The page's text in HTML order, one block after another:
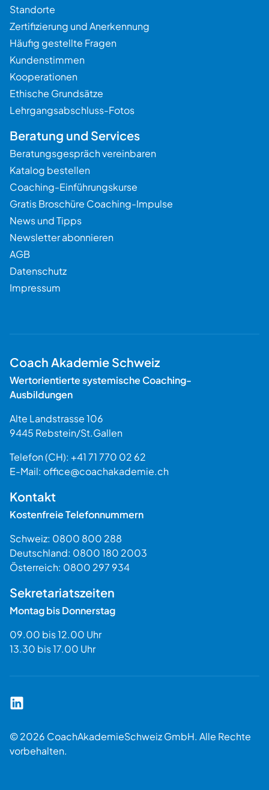
Standorte
Zertifizierung und Anerkennung
Häufig gestellte Fragen
Kundenstimmen
Kooperationen
Ethische Grundsätze
Lehrgangsabschluss-Fotos
Beratung und Services
Beratungsgespräch vereinbaren
Katalog bestellen
Coaching-Einführungskurse
Gratis Broschüre Coaching-Impulse
News und Tipps
Newsletter abonnieren
AGB
Datenschutz
Impressum
Coach Akademie Schweiz
Wertorientierte systemische Coaching-
Ausbildungen
Alte Landstrasse 106
9445 Rebstein/St.Gallen
Telefon (CH): +41 71 770 02 62
E-Mail: office@coachakademie.ch
Kontakt
Kostenfreie Telefonnummern
Schweiz: 0800 800 288
Deutschland: 0800 180 2003
Österreich: 0800 297 934
Sekretariatszeiten
Montag bis Donnerstag
09.00 bis 12.00 Uhr
13.30 bis 17.00 Uhr
Coach Akademie Schweiz auf LinkedIn
© 2026 CoachAkademieSchweiz GmbH. Alle Rechte
vorbehalten.